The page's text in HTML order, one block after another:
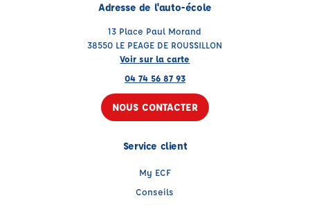
Adresse de l'auto-école
13 Place Paul Morand
38550 LE PEAGE DE ROUSSILLON
Voir sur la carte
04 74 56 87 93
NOUS CONTACTER
Service client
My ECF
Conseils